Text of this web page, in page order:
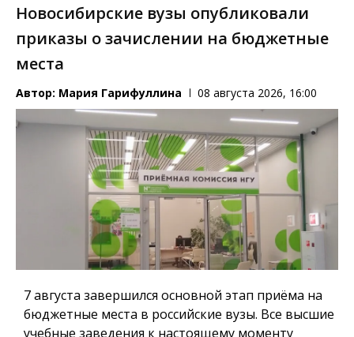
Новосибирские вузы опубликовали
приказы о зачислении на бюджетные
места
Автор: Мария Гарифуллина 08 августа 2026, 16:00
7 августа завершился основной этап приёма на
бюджетные места в российские вузы. Все высшие
учебные заведения к настоящему моменту